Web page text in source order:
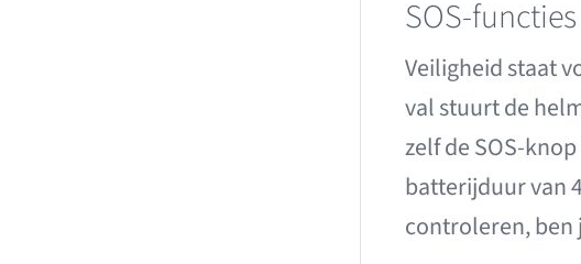
SOS-functies
Veiligheid staat
val stuurt de
zelf de SOS-
batterijduur van
controleren, ben